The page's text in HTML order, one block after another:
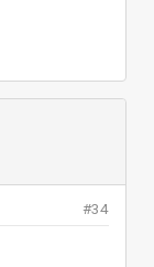
#34